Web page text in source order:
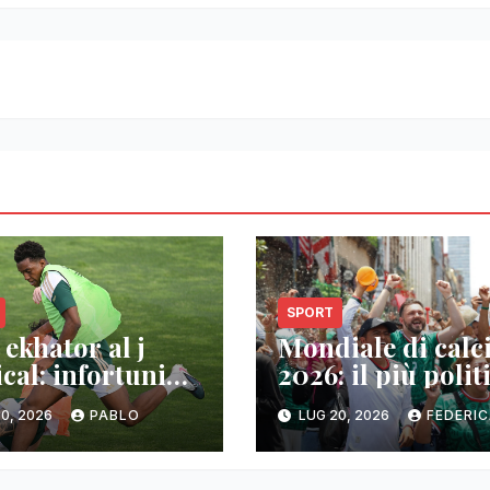
ekhator al j
infortunio
2026 PABLO
SPORT
Mondiale di
2026: il più
tra tensioni, iran
falkland
LUG 20, 2026